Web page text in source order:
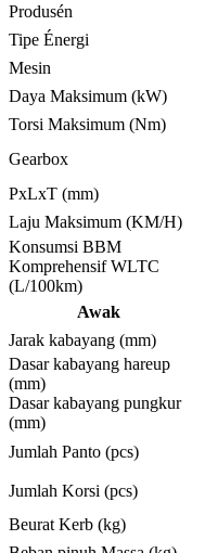
Produsén
Tipe Énergi
Mesin
Daya Maksimum (kW)
Torsi Maksimum (Nm)
Gearbox
PxLxT (mm)
Laju Maksimum (KM/H)
Konsumsi BBM
Komprehensif WLTC
(L/100km)
Awak
Jarak kabayang (mm)
Dasar kabayang hareup
(mm)
Dasar kabayang pungkur
(mm)
Jumlah Panto (pcs)
Jumlah Korsi (pcs)
Beurat Kerb (kg)